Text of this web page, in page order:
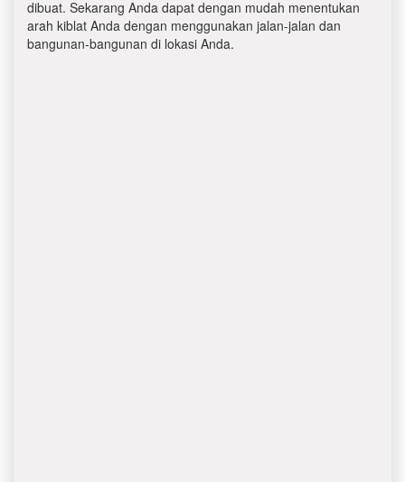
dibuat. Sekarang Anda dapat dengan mudah menentukan
arah kiblat Anda dengan menggunakan jalan-jalan dan
bangunan-bangunan di lokasi Anda.